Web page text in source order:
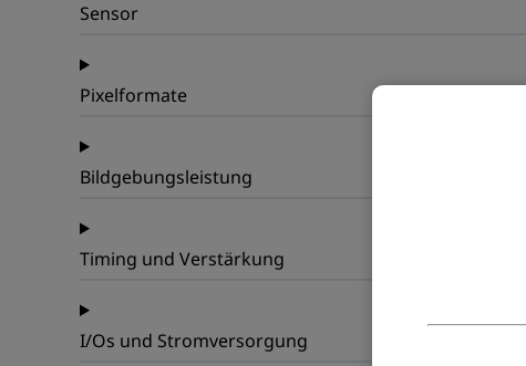
Sensor
Pixelformate
Bildgebungsleistung
Timing und Verstärkung
I/Os und Stromversorgung